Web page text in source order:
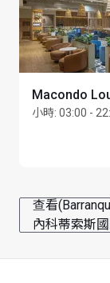
進入此貴賓室
直接向貴賓室
括在會籍所需
同費用。透過
餐飲、高級飲
就支付個人
每位持卡者最
Macondo
小時: 03:00 -
查看
內科蒂索斯